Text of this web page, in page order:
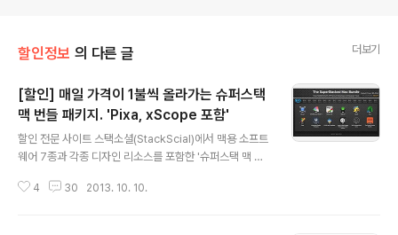
할인정보 의 다른 글 더보기
[할인] 매일 가격이 1불씩 올라가는 슈퍼스택
맥 번들 패키지. 'Pixa, xScope 포함'
할인 전문 사이트 스택소셜(StackScial)에서 맥용 소프트
웨어 7종과 각종 디자인 리소스를 포함한 '슈퍼스택 맥 번
린 번들로 보이는데, 비단 해당 분야에 종사하지 않더라도
4 30 2013. 10. 10.